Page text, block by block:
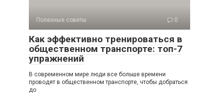
Полезные советы 0
Как эффективно тренироваться в
общественном транспорте: топ-7
упражнений
В современном мире люди все больше времени
проводят в общественном транспорте, чтобы добраться
до